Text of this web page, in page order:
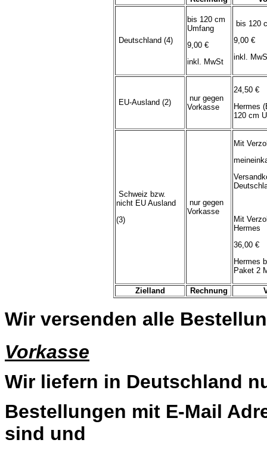
Zielland Rechnung
Deutschland (4)
bis 120 cm
Umfang
9,00 €
inkl. MwSt
bis 120
9,00 €
inkl.
EU-Ausland (2)
nur gegen
Vorkasse
24,50 €
Hermes
120 cm
Schweiz bzw.
nicht EU Ausland
(3)
nur gegen
Vorkasse
Mit
Mit
Hermes
36,00 €
Hermes
Paket 2
Wir versenden alle
Vorkasse
Wir liefern in Deutschland
Bestellungen mit E-Mail
sind und